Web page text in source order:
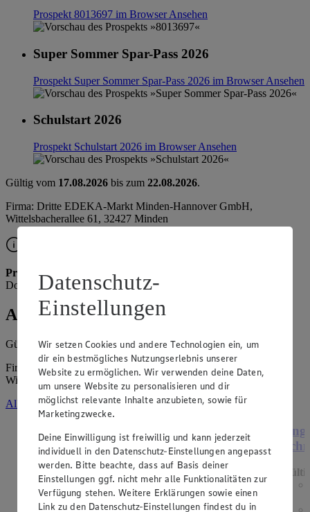
Prospekt 8013697 im BrowserAnsehen
Super Sommer Spar-Pass 2026
Prospekt Super Sommer Spar-Pass 2026 im BrowserAnsehen
Schulstart 2026
Prospekt Schulstart 2026 im BrowserAnsehen
Gültig vom 17.08.2026 bis zum 22.08.2026.
Firma: Dritte EDEKA-Markt Minden-Hannover GmbH,
Wittelsbacherallee 61, 32427 Minden
Prospekt ab Donnerstag
Donnerstag verfügbar.
Angebote der Woche
Gültig vom10.08.2026bis zum15.08.2026.
Firma: Dritte EDEKA-Markt Minden-Hannover GmbH,
Wittelsbacherallee 61, 32427 Minden
Alle Angebote ansehen
Angebot:Müller Müllermilch
Gültig ab 13.08.2026
0.69 -53%
Rabattierter Preis von 0.69€ (Insgesamt -53%
Rabatt)
Datenschutz-
Einstellungen
Wir setzen Cookies und andere Technologien ein, um
dir ein bestmögliches Nutzungserlebnis unserer
Website zu ermöglichen. Wir verwenden deine Daten,
um unsere Website zu personalisieren und dir
möglichst relevante Inhalte anzubieten, sowie für
Marketingzwecke.
Deine Einwilligung ist freiwillig und kann jederzeit
individuell in den Datenschutz-Einstellungen angepasst
werden. Bitte beachte, dass auf Basis deiner
Einstellungen ggf. nicht mehr alle Funktionalitäten zur
Verfügung stehen. Weitere Erklärungen sowie einen
Link zu den Datenschutz-Einstellungen findest du in